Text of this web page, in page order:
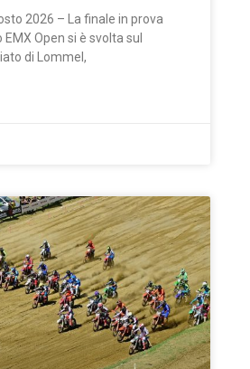
2026 – La finale in prova
EMX Open si è svolta sul
di Lommel,